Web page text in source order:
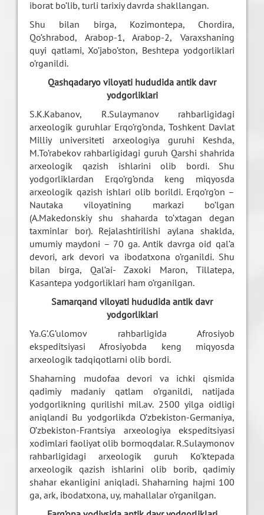
iborat bo’lib, turli tarixiy davrda shakllangan.
Shu bilan birga, Kozimontepa, Chordira,
Qo’shrabod, Arabop-1, Arabop-2, Varaxshaning
quyi qatlami, Xo’jabo’ston, Beshtepa yodgorliklari
o’rganildi.
Qashqadaryo viloyati hududida antik davr
yodgorliklari
S.K.Kabanov, R.Sulaymanov rahbarligidagi
arxeologik guruhlar Erqo’rg’onda, Toshkent Davlat
Milliy universiteti arxeologiya guruhi Keshda,
M.To’rabekov rahbarligidagi guruh Qarshi shahrida
arxeologik qazish ishlarini olib bordi. Shu
yodgorliklardan Erqo’rg’onda keng miqyosda
arxeologik qazish ishlari olib borildi. Erqo’rg’on –
Nautaka viloyatining markazi bo’lgan
(A.Makedonskiy shu shaharda to’xtagan degan
taxminlar bor). Rejalashtirilishi aylana shaklda,
umumiy maydoni – 70 ga. Antik davrga oid qal’a
devori, ark devori va ibodatxona o’rganildi. Shu
bilan birga, Qal’ai- Zaxoki Maron, Tillatepa,
Kasantepa yodgorliklari ham o’rganilgan.
Samarqand viloyati hududida antik davr
yodgorliklari
Ya.G’.G’ulomov rahbarligida Afrosiyob
ekspeditsiyasi Afrosiyobda keng miqyosda
arxeologik tadqiqotlarni olib bordi.
Shaharning mudofaa devori va ichki qismida
qadimiy madaniy qatlam o’rganildi, natijada
yodgorlikning qurilishi mil.av. 2500 yilga oidligi
aniqlandi Bu yodgorlikda O’zbekiston-Germaniya,
O’zbekiston-Frantsiya arxeologiya ekspeditsiyasi
xodimlari faoliyat olib bormoqdalar. R.Sulaymonov
rahbarligidagi arxeologik guruh Ko’ktepada
arxeologik qazish ishlarini olib borib, qadimiy
shahar ekanligini aniqladi. Shaharning hajmi 100
ga, ark, ibodatxona, uy, mahallalar o’rganilgan.